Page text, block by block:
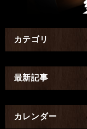
カテゴリ
最新記事
カレンダー